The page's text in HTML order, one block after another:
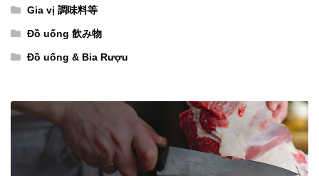
Gia vị 調味料等
Đồ uống 飲み物
Đồ uống & Bia Rượu